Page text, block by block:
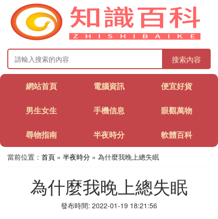
搜索內容
網站首頁 電腦資訊 便宜好貨
男生女生 手機信息 眼觀萬物
尋物指南 半夜時分 軟體百科
當前位置： 首頁 » 半夜時分 » 為什麼我晚上總失眠
為什麼我晚上總失眠
發布時間: 2022-01-19 18:21:56